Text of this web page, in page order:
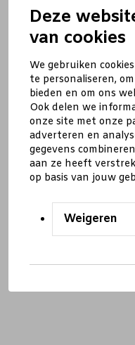
Deze
van cookies
We gebruiken
te personaliseren,
bieden en om ons
Ook delen we
onze site met onze
adverteren en
gegevens
aan ze heeft
op basis van jouw
Weigeren